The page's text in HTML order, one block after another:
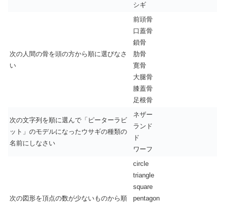
シギ
次の人間の骨を頭の方から順に選びなさ
い
前頭骨
口蓋骨
鎖骨
肋骨
寛骨
大腿骨
膝蓋骨
足根骨
次の文字列を順に選んで「ピーターラビ
ット」のモデルになったウサギの種類の
名前にしなさい
ネザー
ランド
ド
ワーフ
次の図形を頂点の数が少ないものから順
circle
triangle
square
pentagon